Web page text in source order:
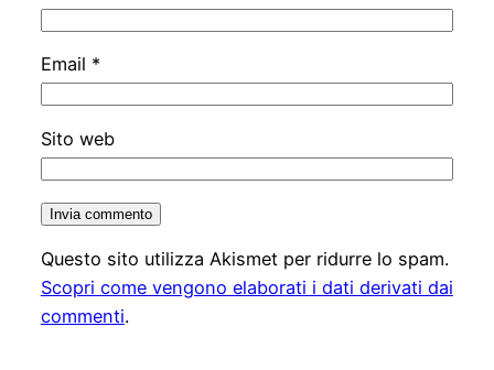
Email *
Sito web
Questo sito utilizza Akismet per ridurre lo spam.
Scopri come vengono elaborati i dati derivati dai
commenti.